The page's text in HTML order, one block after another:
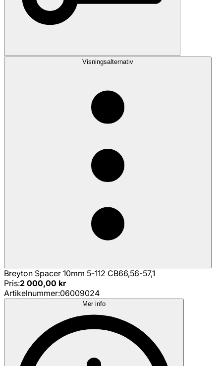
Visningsalternativ
Breyton Spacer 10mm 5-112 CB66,56-57,1
Pris:2 000,00 kr
Artikelnummer:06009024
Mer info